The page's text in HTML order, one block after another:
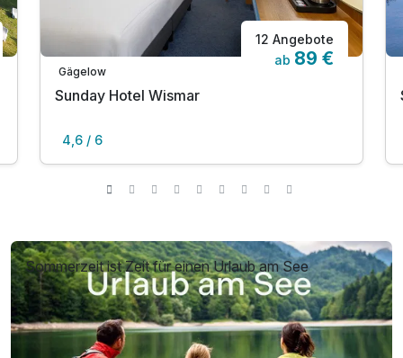
Gägelow
12 Angebote
ab 89 €
Sunday Hotel Wismar
4,6 / 6
Sommerzeit ist Zeit für einen Urlaub am See